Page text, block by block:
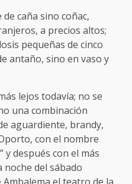
caña sino coñac,
a precios altos;
pequeñas de cinco
antaño, sino en vaso y
lejos todavía; no se
una combinación
aguardiente, brandy,
con el nombre
después con el más
noche del sábado
el teatro de la